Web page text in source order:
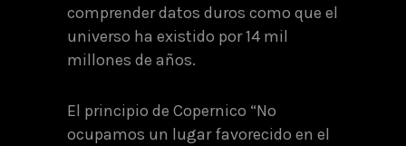
comprender datos duros como que el
universo ha existido por 14 mil
millones de años.
El principio de Copernico “No
ocupamos un lugar favorecido en el